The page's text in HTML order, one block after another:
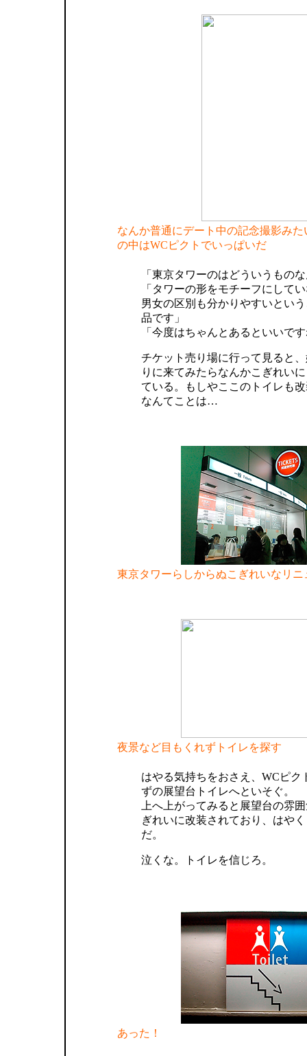
なんか普通にデート中の記念撮影み
の中はWCピクトでいっぱいだ
「東京タワーのはどういうもの
「タワーの形をモチーフにして
男女の区別も分かりやすいとい
品です」
「今度はちゃんとあるといいで
チケット売り場に行って見ると
りに来てみたらなんかこぎれい
ている。もしやここのトイレも
なんてことは…
東京タワーらしからぬこぎれいなリ
夜景など目もくれずトイレを探す
はやる気持ちをおさえ、WCピク
ずの展望台トイレへといそぐ。
上へ上がってみると展望台の雰
ぎれいに改装されており、はや
だ。
泣くな。トイレを信じろ。
あった！